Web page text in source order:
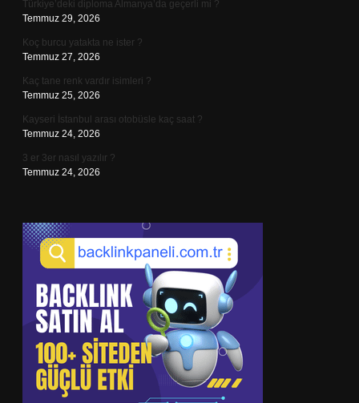
Türkiye’deki diploma Almanya’da geçerli mi ?
Temmuz 29, 2026
Koç burcu yatakta ne ister ?
Temmuz 27, 2026
Kaç tane renk vardır isimleri ?
Temmuz 25, 2026
Kayseri İstanbul arası otobüsle kaç saat ?
Temmuz 24, 2026
3 er 3er nasıl yazılır ?
Temmuz 24, 2026